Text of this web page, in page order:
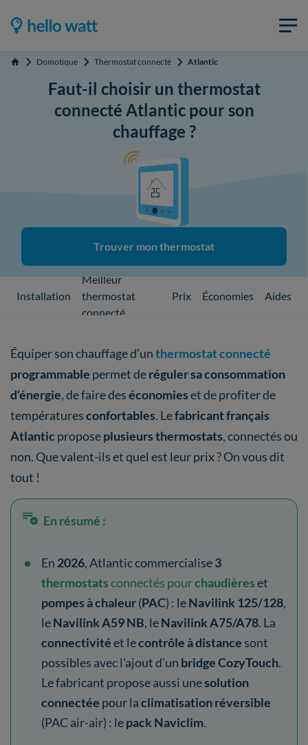
Accueil Domotique Thermostat connecté Atlantic
Faut-il choisir un thermostat
connecté Atlantic pour son
chauffage ?
Trouver mon thermostat
Installation
Meilleur
thermostat
connecté
Prix Économies Aides
Équiper son chauffage d’unthermostat connecté
programmable permet deréguler sa consommation
d’énergie, de faire deséconomieset de profiter de
températuresconfortables. Lefabricant français
Atlantic proposeplusieurs thermostats, connectés ou
non. Que valent-ils et quel est leur prix ? On vous dit
tout !
En résumé :
En 2026, Atlantic commercialise3
thermostatsconnectés pourchaudièreset
pompes à chaleur(PAC) : leNavilink 125/128,
leNavilink A59 NB, leNavilink A75/A78. La
connectivitéet lecontrôle à distance sont
possibles avec l’ajout d’un bridge CozyTouch.
Le fabricant propose aussi unesolution
connectée pour laclimatisation réversible
(PAC air-air) : lepack Naviclim.